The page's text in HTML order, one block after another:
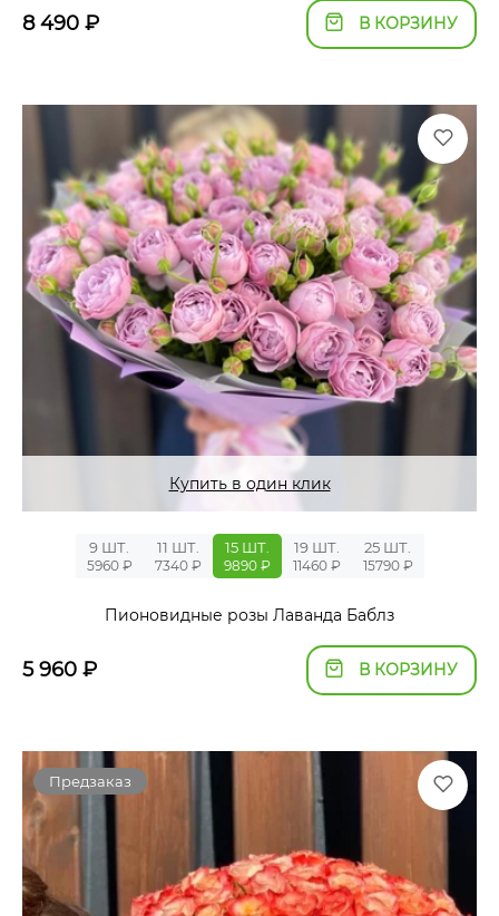
8 490 ₽ В КОРЗИНУ
Купить в один клик
9 ШТ.
5960 ₽
11 ШТ.
7340 ₽
15 ШТ.
9890 ₽
19 ШТ.
11460 ₽
25 ШТ.
15790 ₽
Пионовидные розы Лаванда Баблз
5 960 ₽ В КОРЗИНУ
Предзаказ